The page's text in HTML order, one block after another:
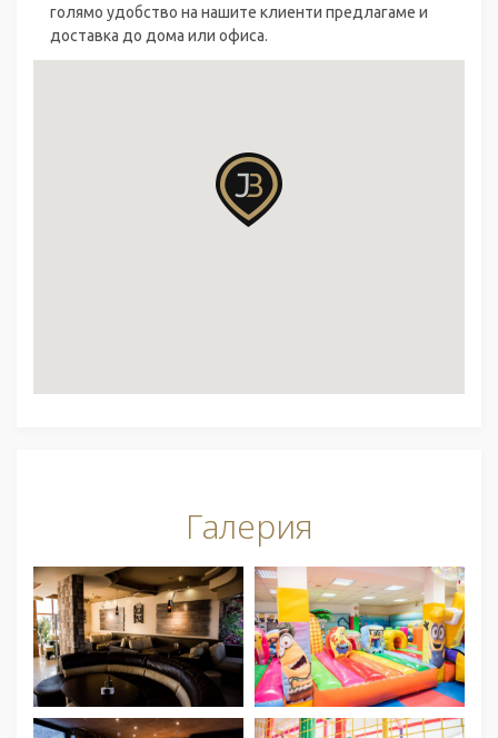
голямо удобство на нашите клиенти предлагаме и
доставка до дома или офиса.
Галерия